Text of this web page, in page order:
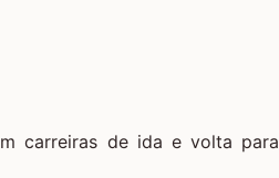
carreiras de ida e volta para